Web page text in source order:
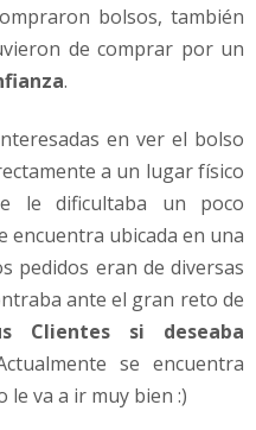
bolsos, también
de comprar por un
.
en ver el bolso
a un lugar físico
le dificultaba un poco
encuentra ubicada en una
pedidos eran de diversas
ante el gran reto de
Clientes si deseaba
se encuentra
va a ir muy bien :)